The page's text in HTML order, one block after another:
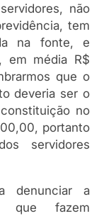
não
tem
na fonte, e
em média R$
que o
deveria ser o
no
portanto
servidores
denunciar a
que fazem